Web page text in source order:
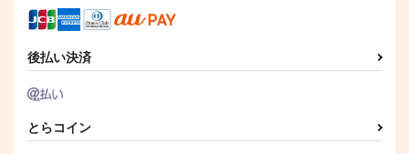
後払い決済
とらコイン